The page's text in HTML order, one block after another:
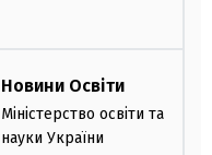
Новини Освіти
Міністерство освіти та
науки України